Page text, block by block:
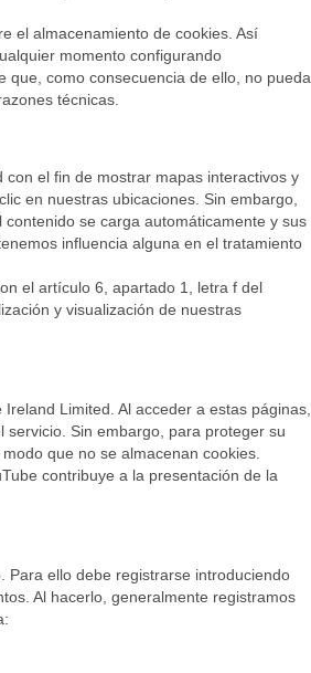
el almacenamiento de cookies. Así
momento configurando
que, como consecuencia de ello, no pueda
técnicas.
el fin de mostrar mapas interactivos y
en nuestras ubicaciones. Sin embargo,
se carga automáticamente y sus
influencia alguna en el tratamiento
el artículo 6, apartado 1, letra f del
y visualización de nuestras
Limited. Al acceder a estas páginas,
Sin embargo, para proteger su
que no se almacenan cookies.
contribuye a la presentación de la
Para ello debe registrarse introduciendo
Al hacerlo, generalmente registramos